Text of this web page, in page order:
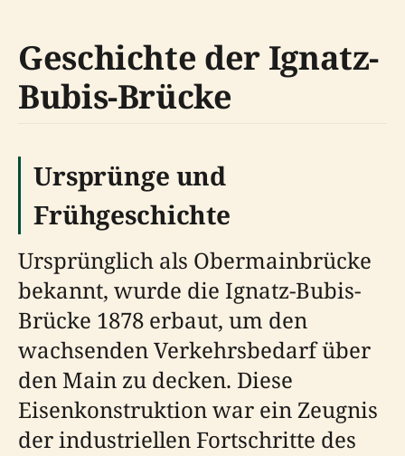
Geschichte der Ignatz-
Bubis-Brücke
Ursprünge und
Frühgeschichte
Ursprünglich als Obermainbrücke
bekannt, wurde die Ignatz-Bubis-
Brücke 1878 erbaut, um den
wachsenden Verkehrsbedarf über
den Main zu decken. Diese
Eisenkonstruktion war ein Zeugnis
der industriellen Fortschritte des